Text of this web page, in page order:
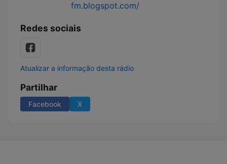
fm.blogspot.com/
Redes sociais
Atualizar a informação desta rádio
Partilhar
Facebook X